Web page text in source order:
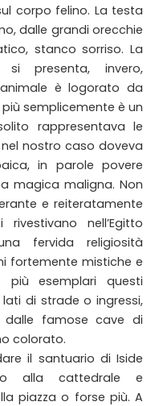
corpo felino. La testa
dalle grandi orecchie
stanco sorriso. La
presenta, invero,
è logorato da
semplicemente è un
rappresentava le
nostro caso doveva
in parole povere
magica maligna. Non
e reiteratamente
nell’Egitto
fervida religiosità
fortemente mistiche e
esemplari questi
di strade o ingressi,
dalle famose cave di
colorato.
il santuario di Iside
alla cattedrale e
piazza o forse più. A